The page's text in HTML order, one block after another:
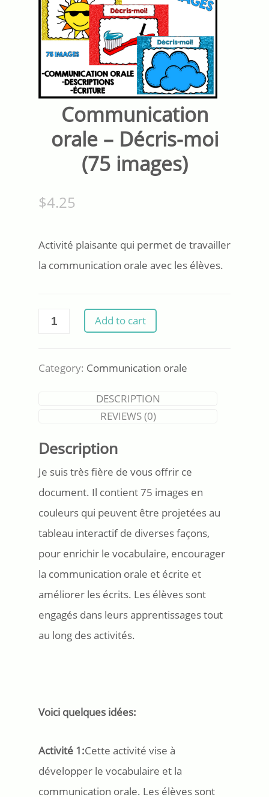
Communication
orale – Décris-moi
(75 images)
$4.25
Activité plaisante qui permet de travailler
la communication orale avec les élèves.
Communication
Décris-
Add to cart
Category: Communication orale
DESCRIPTION
REVIEWS (0)
Description
Je suis très fière de vous offrir ce
document. Il contient 75 images en
couleurs qui peuvent être projetées au
tableau interactif de diverses façons,
pour enrichir le vocabulaire, encourager
la communication orale et écrite et
améliorer les écrits. Les élèves sont
engagés dans leurs apprentissages tout
au long des activités.
Voici quelques idées:
Activité 1:Cette activité vise à
développer le vocabulaire et la
communication orale. Les élèves sont